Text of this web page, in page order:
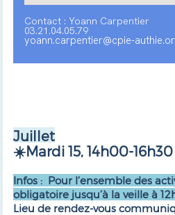
Contact : Yoann Carpentier
03.21.04.05.79
yoann.carpentier@cpie-
Juillet
☀️Mardi 15, 14h00-16h30
Infos : Pour l’ensemble des
obligatoire jusqu’à la veille à
Lieu de rendez-vous